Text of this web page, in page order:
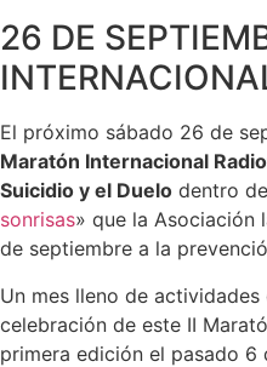
26 DE
El próximo sábado 26 de
Maratón Internacional
Suicidio y el Duelo dentro
sonrisas» que la Asociación
de septiembre a la
Un mes lleno de
celebración de este II
primera edición el pasado 6